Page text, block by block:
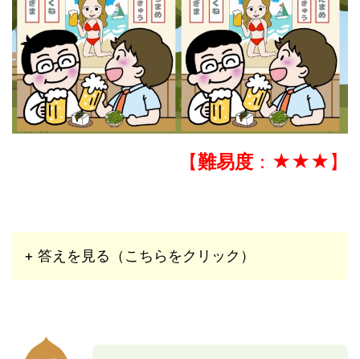
【難易度 ：★★★】
+ 答えを見る（こちらをクリック）